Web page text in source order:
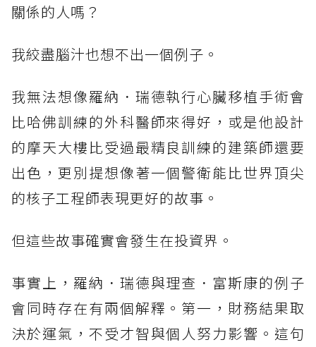
關係的人嗎？
我絞盡腦汁也想不出一個例子。
我無法想像羅納．瑞德執行心臟移植手術會
比哈佛訓練的外科醫師來得好，或是他設計
的摩天大樓比受過最精良訓練的建築師還要
出色，更別提想像著一個警衛能比世界頂尖
的核子工程師表現更好的故事。
但這些故事確實會發生在投資界。
事實上，羅納．瑞德與理查．富斯康的例子
會同時存在有兩個解釋。第一，財務結果取
決於運氣，不受才智與個人努力影響。這句